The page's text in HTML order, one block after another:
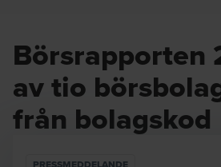
Börsrapporten
av tio
från bolagskod